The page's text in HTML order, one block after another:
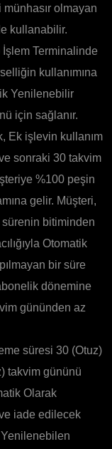
olmayan
kullanabilir.
Terminalinde
kullanımına
Yenilenebilir
için sağlanır.
Ek işlevin kullanım
sonraki 30 takvim
%100 peşin
gelir. Müşteri,
bitiminden
Otomatik
bir süre
dönemine
gününden az
süresi 30 (Otuz)
takvim gününü
Olarak
iade edilecek